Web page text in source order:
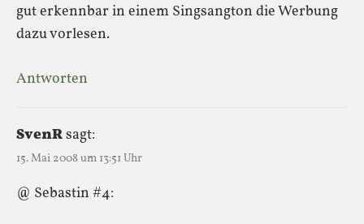
gut erkennbar in einem Singsangton die Werbung
dazu vorlesen.
Antworten
SvenRsagt:
15. Mai 2008 um 13:51 Uhr
@ Sebastin #4: